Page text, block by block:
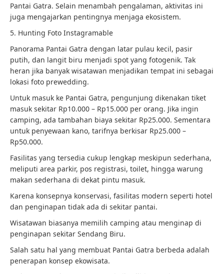
Pantai Gatra. Selain menambah pengalaman, aktivitas ini
juga mengajarkan pentingnya menjaga ekosistem.
5. Hunting Foto Instagramable
Panorama Pantai Gatra dengan latar pulau kecil, pasir
putih, dan langit biru menjadi spot yang fotogenik. Tak
heran jika banyak wisatawan menjadikan tempat ini sebagai
lokasi foto prewedding.
Untuk masuk ke Pantai Gatra, pengunjung dikenakan tiket
masuk sekitar Rp10.000 – Rp15.000 per orang. Jika ingin
camping, ada tambahan biaya sekitar Rp25.000. Sementara
untuk penyewaan kano, tarifnya berkisar Rp25.000 –
Rp50.000.
Fasilitas yang tersedia cukup lengkap meskipun sederhana,
meliputi area parkir, pos registrasi, toilet, hingga warung
makan sederhana di dekat pintu masuk.
Karena konsepnya konservasi, fasilitas modern seperti hotel
dan penginapan tidak ada di sekitar pantai.
Wisatawan biasanya memilih camping atau menginap di
penginapan sekitar Sendang Biru.
Salah satu hal yang membuat Pantai Gatra berbeda adalah
penerapan konsep ekowisata.